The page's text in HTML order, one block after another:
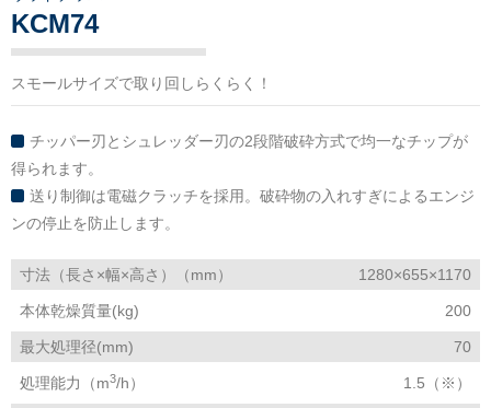
KCM74
スモールサイズで取り回しらくらく！
チッパー刃とシュレッダー刃の2段階破砕方式で均一なチップが
得られます。
送り制御は電磁クラッチを採用。破砕物の入れすぎによるエンジ
ンの停止を防止します。
寸法（長さ×幅×高さ）（mm） 1280×655×1170
本体乾燥質量(kg) 200
最大処理径(mm) 70
処理能力（m3/h） 1.5（※）